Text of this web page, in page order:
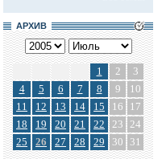
АРХИВ
1 2
3
4
5 6 7 8 9
10
11
12 13 14 15 16
17
18
19 20 21 22 23 24
25
26 27 28 29 30 31